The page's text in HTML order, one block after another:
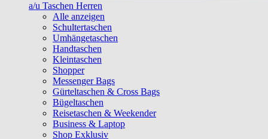
a/u Taschen Herren
Alle anzeigen
Schultertaschen
Umhängetaschen
Handtaschen
Kleintaschen
Shopper
Messenger Bags
Gürteltaschen & Cross Bags
Bügeltaschen
Reisetaschen & Weekender
Business & Laptop
Shop Exklusiv